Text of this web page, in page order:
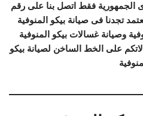
الجمهورية فقط اتصل بنا على رقم
تجدنا فى صيانة بيكو المنوفية
وصيانة غسالات بيكو المنوفية
على الخط الساخن لصيانة بيكو